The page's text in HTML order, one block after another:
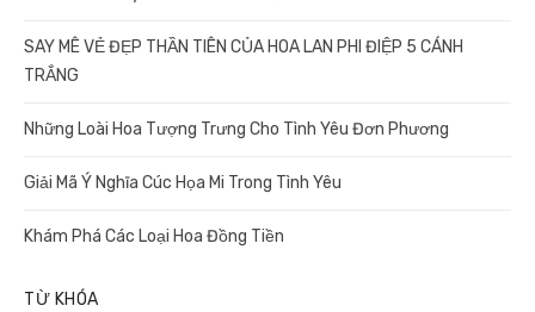
SAY MÊ VẺ ĐẸP THẦN TIÊN CỦA HOA LAN PHI ĐIỆP 5 CÁNH
TRẮNG
Những Loài Hoa Tượng Trưng Cho Tình Yêu Đơn Phương
Giải Mã Ý Nghĩa Cúc Họa Mi Trong Tình Yêu
Khám Phá Các Loại Hoa Đồng Tiền
TỪ KHÓA